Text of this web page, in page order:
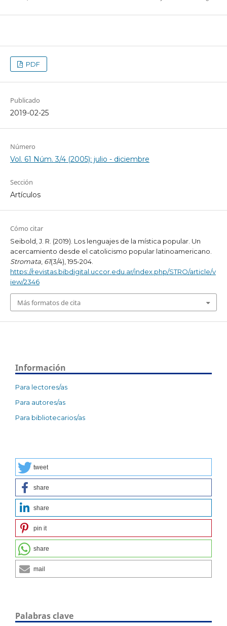
PDF
Publicado
2019-02-25
Número
Vol. 61 Núm. 3/4 (2005): julio - diciembre
Sección
Artículos
Cómo citar
Seibold, J. R. (2019). Los lenguajes de la mística popular. Un
acercamiento desde el catolicismo popular latinoamericano.
Stromata, 61(3/4), 195-204.
https://revistas.bibdigital.uccor.edu.ar/index.php/STRO/article/v
iew/2346
Más formatos de cita
Información
Para lectores/as
Para autores/as
Para bibliotecarios/as
tweet
share
share
pin it
share
mail
Palabras clave